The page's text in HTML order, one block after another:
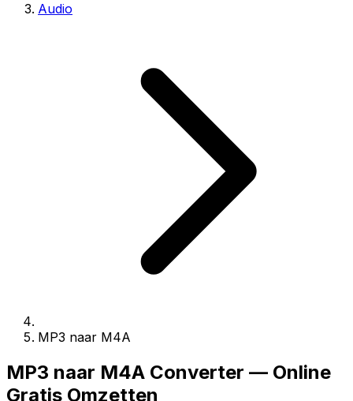
Audio
MP3 naar M4A
MP3 naar M4A Converter — Online
Gratis Omzetten